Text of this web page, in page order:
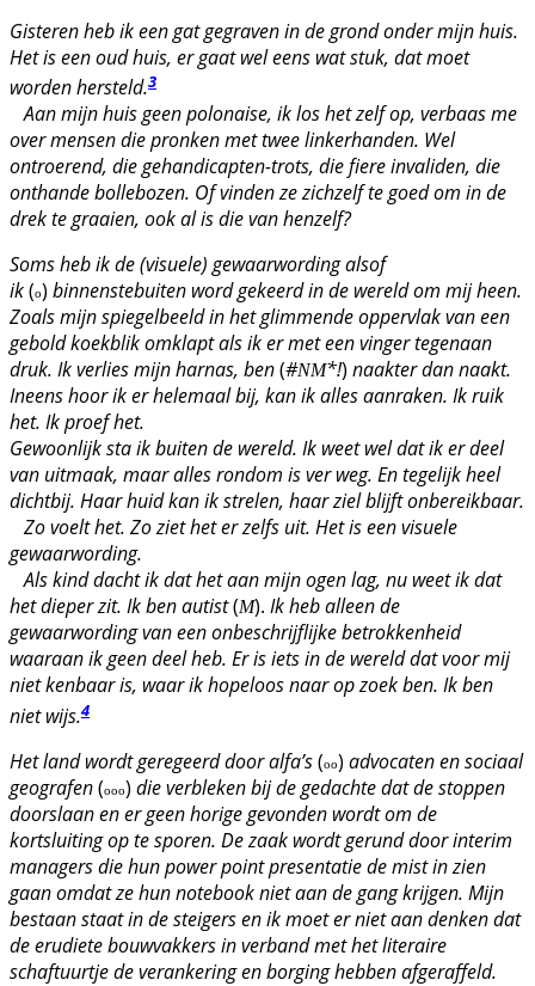
Gisteren heb ik een gat gegraven in de grond onder mijn huis.
Het is een oud huis, er gaat wel eens wat stuk, dat moet
worden hersteld.3
Aan mijn huis geen polonaise, ik los het zelf op, verbaas me
over mensen die pronken met twee linkerhanden. Wel
ontroerend, die gehandicapten-trots, die fiere invaliden, die
onthande bollebozen. Of vinden ze zichzelf te goed om in de
drek te graaien, ook al is die van henzelf?
Soms heb ik de (visuele) gewaarwording alsof
ik(o) binnenstebuiten word gekeerd in de wereld om mij heen.
Zoals mijn spiegelbeeld in het glimmende oppervlak van een
gebold koekblik omklapt als ik er met een vinger tegenaan
druk. Ik verlies mijn harnas, ben(#NM*!) naakter dan naakt.
Ineens hoor ik er helemaal bij, kan ik alles aanraken. Ik ruik
het. Ik proef het.
Gewoonlijk sta ik buiten de wereld. Ik weet wel dat ik er deel
van uitmaak, maar alles rondom is ver weg. En tegelijk heel
dichtbij. Haar huid kan ik strelen, haar ziel blijft onbereikbaar.
Zo voelt het. Zo ziet het er zelfs uit. Het is een visuele
gewaarwording.
Als kind dacht ik dat het aan mijn ogen lag, nu weet ik dat
het dieper zit. Ik ben autist(M). Ik heb alleen de
gewaarwording van een onbeschrijflijke betrokkenheid
waaraan ik geen deel heb. Er is iets in de wereld dat voor mij
niet kenbaar is, waar ik hopeloos naar op zoek ben. Ik ben
niet wijs.4
Het land wordt geregeerd door alfa’s(oo) advocaten en sociaal
geografen(ooo) die verbleken bij de gedachte dat de stoppen
doorslaan en er geen horige gevonden wordt om de
kortsluiting op te sporen. De zaak wordt gerund door interim
managers die hun power point presentatie de mist in zien
gaan omdat ze hun notebook niet aan de gang krijgen. Mijn
bestaan staat in de steigers en ik moet er niet aan denken dat
de erudiete bouwvakkers in verband met het literaire
schaftuurtje de verankering en borging hebben afgeraffeld.